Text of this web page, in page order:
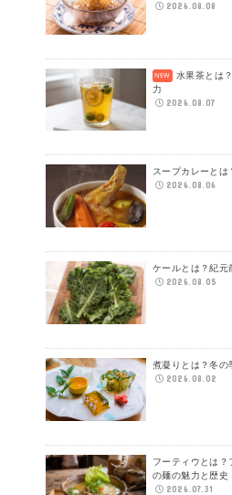
2026.08.08
水果茶とは
力
2026.08.07
スープカレーと
2026.08.06
ケールとは？紀元
2026.08.05
煮凝りとは？冬
2026.08.02
フーティウとは
の麺の魅力と歴史
2026.07.31